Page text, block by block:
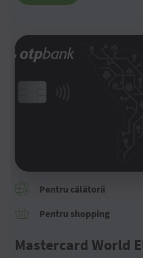
Pentru călătorii
Pentru shopping
Mastercard World